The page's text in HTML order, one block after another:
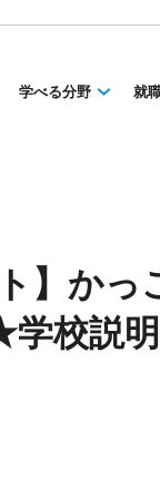
学べる分野 就
】かっ
校説